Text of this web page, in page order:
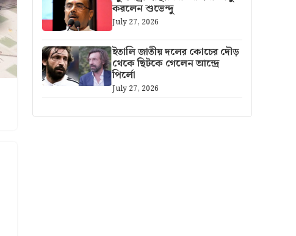
করলেন শুভেন্দু
July 27, 2026
ইতালি জাতীয় দলের কোচের দৌড়
থেকে ছিটকে গেলেন আন্দ্রে
পির্লো
July 27, 2026